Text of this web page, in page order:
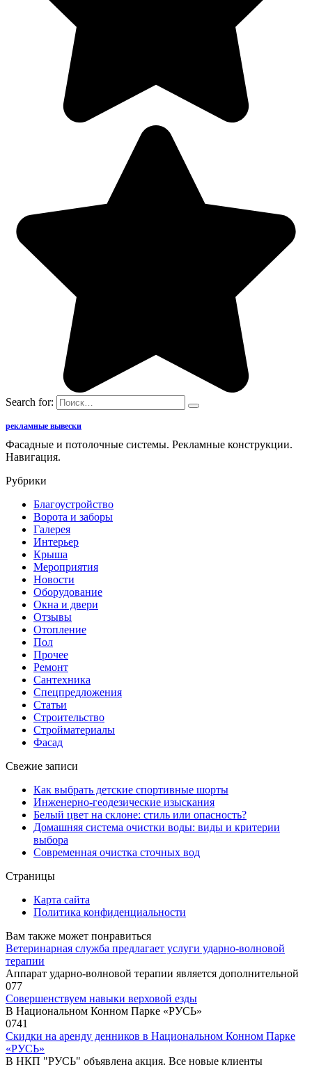
Search for:
рекламные вывески
Фасадные и потолочные системы. Рекламные конструкции.
Навигация.
Рубрики
Благоустройство
Ворота и заборы
Галерея
Интерьер
Крыша
Мероприятия
Новости
Оборудование
Окна и двери
Отзывы
Отопление
Пол
Прочее
Ремонт
Сантехника
Спецпредложения
Статьи
Строительство
Стройматериалы
Фасад
Свежие записи
Как выбрать детские спортивные шорты
Инженерно-геодезические изыскания
Белый цвет на склоне: стиль или опасность?
Домашняя система очистки воды: виды и критерии
выбора
Современная очистка сточных вод
Страницы
Карта сайта
Политика конфиденциальности
Вам также может понравиться
Ветеринарная служба предлагает услуги ударно-волновой
терапии
Аппарат ударно-волновой терапии является дополнительной
077
Совершенствуем навыки верховой езды
В Национальном Конном Парке «РУСЬ»
0741
Скидки на аренду денников в Национальном Конном Парке
«РУСЬ»
В НКП "РУСЬ" объявлена акция. Все новые клиенты